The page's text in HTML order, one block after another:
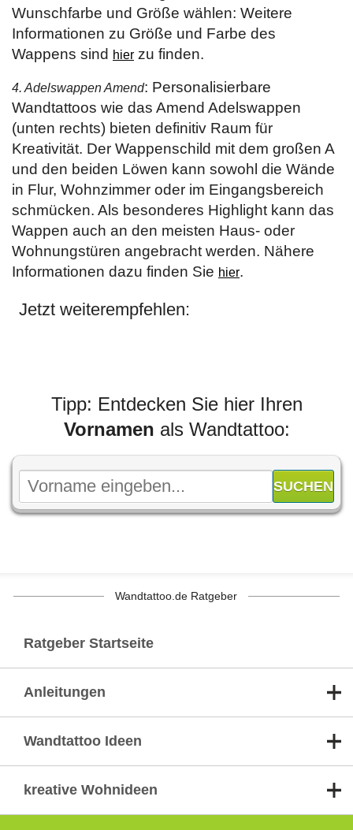
Wunschfarbe und Größe wählen: Weitere
Informationen zu Größe und Farbe des
Wappens sind hier zu finden.
4. Adelswappen Amend: Personalisierbare
Wandtattoos wie das Amend Adelswappen
(unten rechts) bieten definitiv Raum für
Kreativität. Der Wappenschild mit dem großen A
und den beiden Löwen kann sowohl die Wände
in Flur, Wohnzimmer oder im Eingangsbereich
schmücken. Als besonderes Highlight kann das
Wappen auch an den meisten Haus- oder
Wohnungstüren angebracht werden. Nähere
Informationen dazu finden Sie hier.
Jetzt weiterempfehlen:
Tipp: Entdecken Sie hier Ihren
Vornamen als Wandtattoo:
Wandtattoo.de Ratgeber
Ratgeber Startseite
Anleitungen
Wandtattoo Ideen
kreative Wohnideen